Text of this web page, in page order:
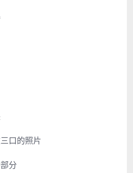
口的照片
分